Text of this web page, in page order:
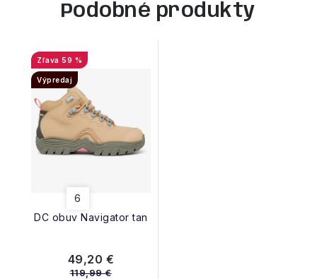
Podobné produkty
DC obuv Navigator tan
59 %
Výpredaj
6
49,20 €
119,99 €